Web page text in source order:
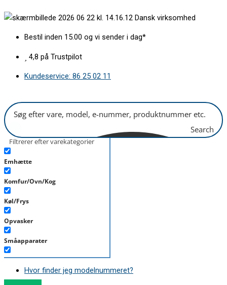
til
Dansk virksomhed
Bestil inden 15.00 og vi sender i dag*
4,8 på Trustpilot
Kundeservice: 86 25 02 11
Search
Filtrerer efter varekategorier
Emhætte
Komfur/Ovn/Kog
Køl/Frys
Opvasker
Småapparater
Støvsuger
Tørretumbler
Hvor finder jeg modelnummeret?
komplet
bøsninger
BSH